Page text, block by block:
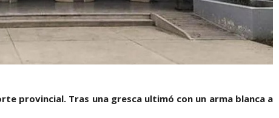
provincial. Tras una gresca ultimó con un arma blanca a